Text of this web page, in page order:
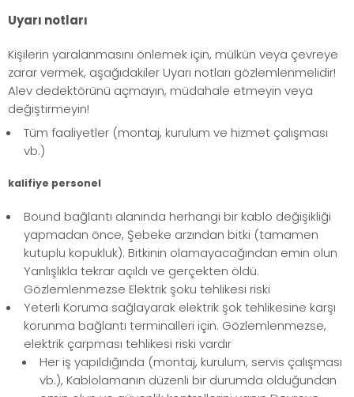
Uyarı notları
Kişilerin yaralanmasını önlemek için, mülkün veya çevreye
zarar vermek, aşağıdakiler Uyarı notları gözlemlenmelidir!
Alev dedektörünü açmayın, müdahale etmeyin veya
değiştirmeyin!
Tüm faaliyetler (montaj, kurulum ve hizmet çalışması
vb.)
kalifiye personel
Bound bağlantı alanında herhangi bir kablo değişikliği
yapmadan önce, Şebeke arzından bitki (tamamen
kutuplu kopukluk). Bitkinin olamayacağından emin olun
Yanlışlıkla tekrar açıldı ve gerçekten öldü.
Gözlemlenmezse Elektrik şoku tehlikesi riski
Yeterli Koruma sağlayarak elektrik şok tehlikesine karşı
korunma bağlantı terminalleri için. Gözlemlenmezse,
elektrik çarpması tehlikesi riski vardır
Her iş yapıldığında (montaj, kurulum, servis çalışması
vb.), Kablolamanın düzenli bir durumda olduğundan